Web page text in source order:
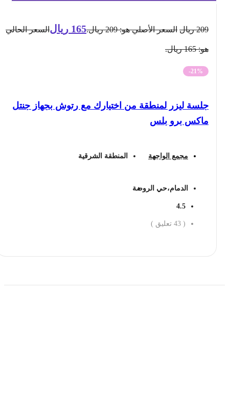
ريال السعر الأصلي هو: 209 ريال. 165 ريال السعر الحالي
-21%
جلسة ليزر لمنطقة من اختيارك مع رتوش بجهاز جنتل
ماكس برو بلس
مجمع الواجهة المنطقة الشرقية
الدمام،حي الروضة
4.5
43 تعليق )